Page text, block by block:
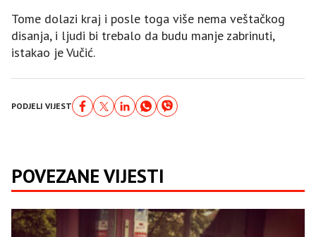
Tome dolazi kraj i posle toga više nema veštačkog
disanja, i ljudi bi trebalo da budu manje zabrinuti,
istakao je Vučić.
PODJELI VIJEST
POVEZANE VIJESTI